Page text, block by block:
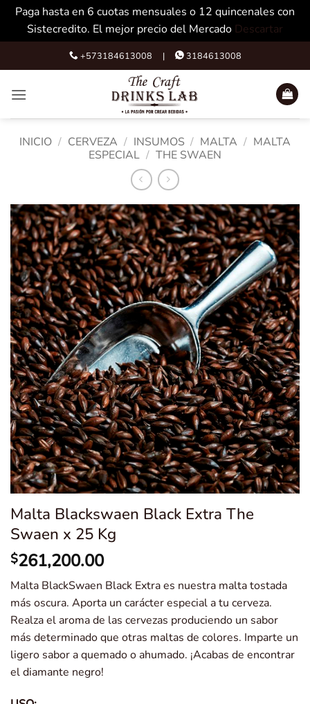
Paga hasta en 6 cuotas mensuales o 12 quincenales con
Sistecredito. El mejor precio del Mercado Descartar
to
+573184613008 | 3184613008
INICIO / CERVEZA / INSUMOS / MALTA / MALTA
ESPECIAL / THE SWAEN
Malta Blackswaen Black Extra The
Swaen x 25 Kg
$261,200.00
Malta BlackSwaen Black Extra es nuestra malta tostada
más oscura. Aporta un carácter especial a tu cerveza.
Realza el aroma de las cervezas produciendo un sabor
más determinado que otras maltas de colores. Imparte un
ligero sabor a quemado o ahumado. ¡Acabas de encontrar
el diamante negro!